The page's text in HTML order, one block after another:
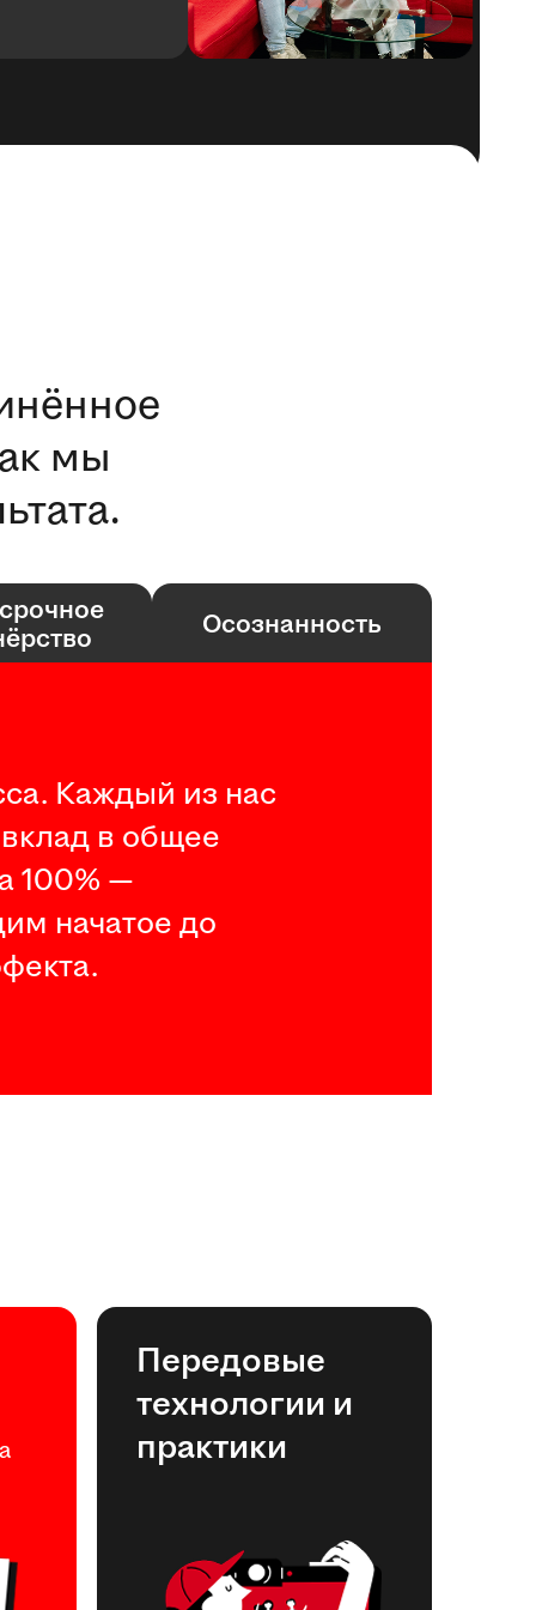
мы
Осознанность
Каждый из нас
в общее
100% —
начатое до
Передовые
технологии и
практики